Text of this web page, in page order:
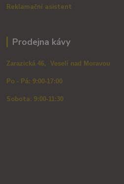
Reklamační asistent
Prodejna kávy
Zarazická 46, Veselí nad Moravou
Po - Pá: 9:00-17:00
Sobota: 9:00-11:30